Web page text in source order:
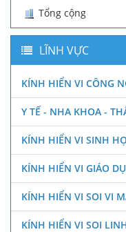
Tổng cộng
LĨNH VỰC
KÍNH HIỂN VI CÔNG
Y TẾ - NHA KHOA -
KÍNH HIỂN VI SINH
KÍNH HIỂN VI GIÁO
KÍNH HIỂN VI SOI VI
KÍNH HIỂN VI SOI